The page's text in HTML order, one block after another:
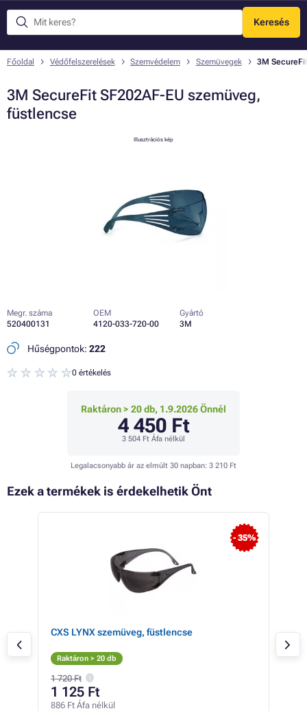
Keresés
Menü
Főoldal Védőfelszerelések Szemvédelem Szemüvegek 3M
3M SecureFit SF202AF-EU szemüveg,
füstlencse
Illusztrációs kép
Megr. száma
520400131
OEM
4120-033-720-00
Gyártó
3M
Hűségpontok: 222
0 értékelés
Raktáron > 20 db, 1.9.2026 Önnél
4 450 Ft
3 504 Ft Áfa nélkül
Legalacsonyabb ár az elmúlt 30 napban: 3 210 Ft
Ezek a termékek is érdekelhetik Önt
- 35%
CXS LYNX szemüveg, füstlencse
Raktáron > 20 db
1 720 Ft
1 125 Ft
886 Ft Áfa nélkül